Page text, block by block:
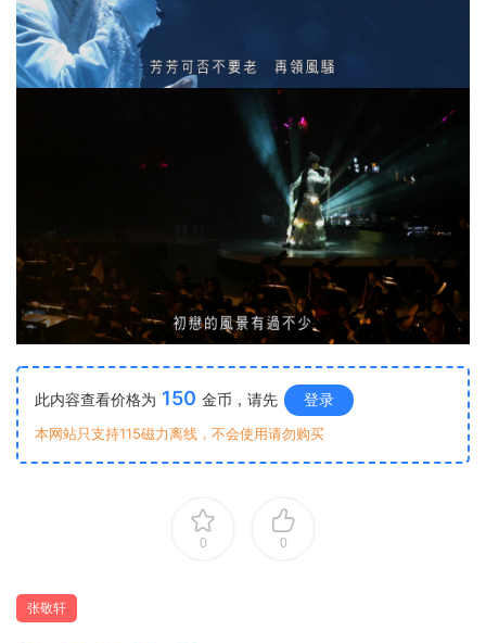
此内容查看价格为 150 金币，请先 登录
本网站只支持115磁力离线，不会使用请勿购买
0 0
张敬轩